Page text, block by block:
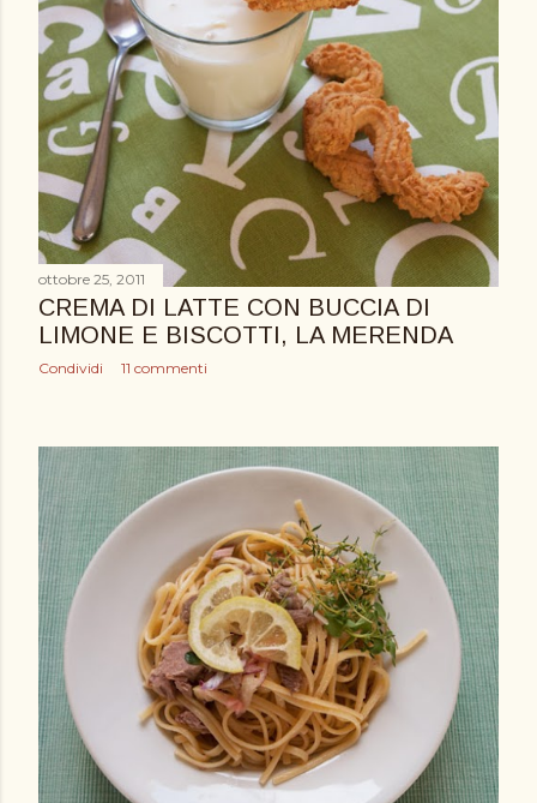
ottobre 25, 2011
CREMA DI LATTE CON BUCCIA DI
LIMONE E BISCOTTI, LA MERENDA
Condividi 11 commenti